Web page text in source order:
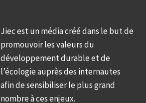
Jiec est un média créé dans le but de
promouvoir les valeurs du
développement durable et de
l’écologie auprès des internautes
afin de sensibiliser le plus grand
nombre à ces enjeux.